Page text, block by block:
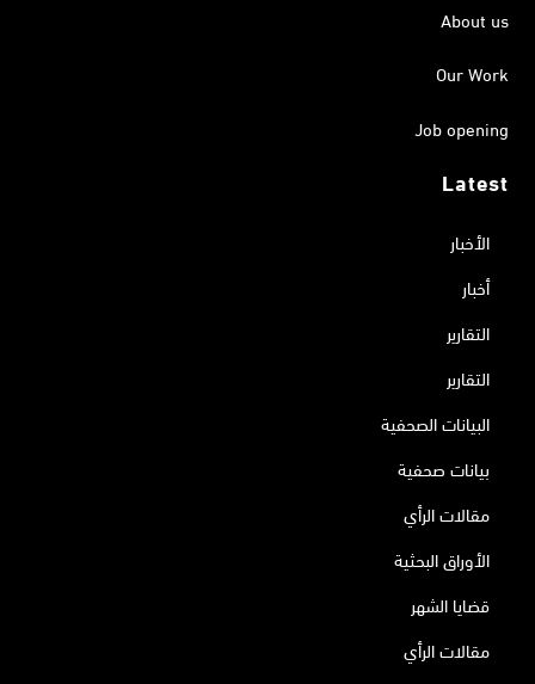
About us
Our Work
Job opening
Latest
الأخبار
أخبار
التقارير
التقارير
البيانات الصحفية
بيانات صحفية
مقالات الرأي
الأوراق البحثية
قضايا الشهر
مقالات الرأي